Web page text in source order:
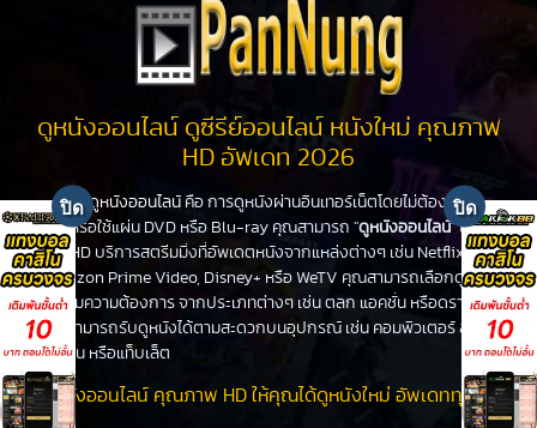
ดูหนังออนไลน์ ดูซีรีย์ออนไลน์ หนังใหม่ คุณภาพ
HD อัพเดท 2026
ดูหนังออนไลน์ คือ การดูหนังผ่านอินเทอร์เน็ตโดยไม่ต้องไปโรง
หนังหรือใช้แผ่น DVD หรือ Blu-ray คุณสามารถ "ดูหนังออนไลน์" ได้ที่
PanHD บริการสตรีมมิ่งที่อัพเดตหนังจากแหล่งต่างๆ เช่น Netflix,
Amazon Prime Video, Disney+ หรือ WeTV คุณสามารถเลือกดูหนัง
ได้ตามความต้องการ จากประเภทต่างๆ เช่น ตลก แอคชั่น หรือดราม่า
คุณสามารถรับดูหนังได้ตามสะดวกบนอุปกรณ์ เช่น คอมพิวเตอร์ สมา
ร์ทโฟน หรือแท็บเล็ต
ดูหนังออนไลน์ คุณภาพ HD ให้คุณได้ดูหนังใหม่ อัพเดททุกวัน